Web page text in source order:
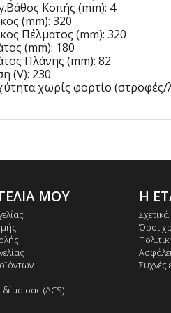
Κοπής (mm): 4
(mm): 320
Πέλματος (mm): 320
(mm): 180
Πλάνης (mm): 82
(V): 230
χωρίς φορτίο (στροφές/
ΜΟΥ
σας (ACS)
Η
Όροι
Συχνές